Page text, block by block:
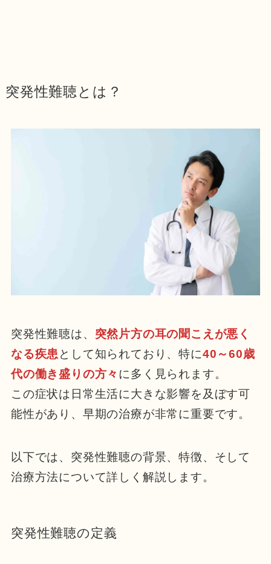
突発性難聴とは？
突発性難聴は、 突然片方の耳の聞こえが悪く
なる疾患として知られており、特に40～60歳
代の働き盛りの方々 に多く見られます。
この症状は日常生活に大きな影響を及ぼす可
能性があり、早期の治療が非常に重要です。
以下では、突発性難聴の背景、特徴、そして
治療方法について詳しく解説します。
突発性難聴の定義